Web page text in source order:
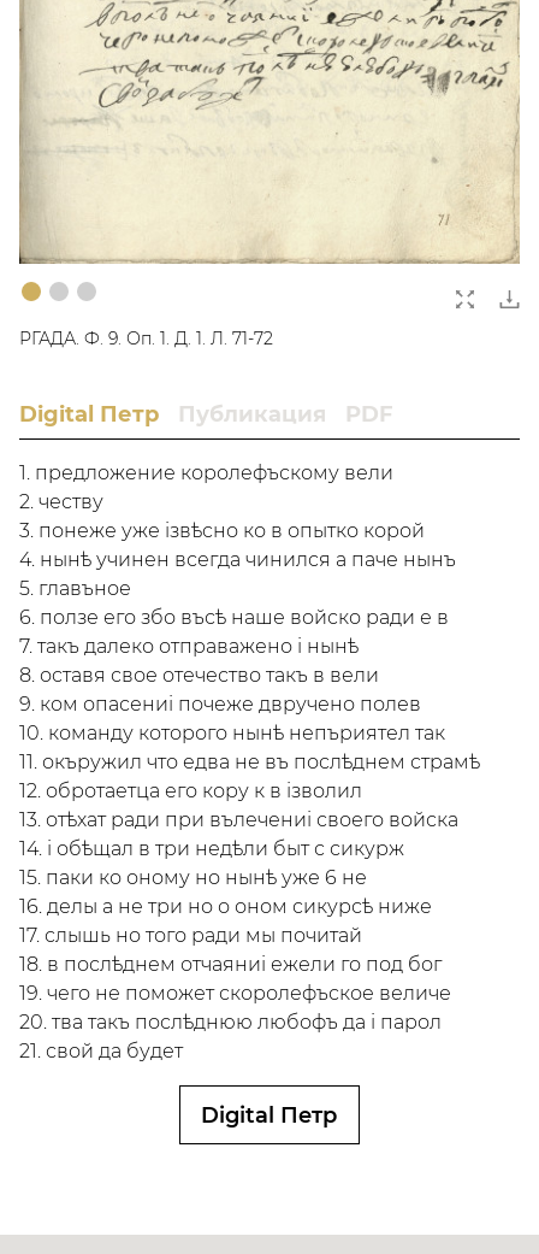
Изображение 1
Текущий слайд
Изображение 2
Изображение 3
РГАДА. Ф. 9. Оп. 1. Д. 1. Л. 71-72
Digital Петр Публикация PDF
1. предложение королефъскому вели
2. честву
3. понеже уже iзвѣсно ко в опытко корой
4. нынѣ учинен всегда чинился а паче нынъ
5. главъное
6. ползе его збо въсѣ наше войско ради е в
7. такъ далеко отправажено i нынѣ
8. оставя свое отечество такъ в вели
9. ком опасениi почеже двручено полев
10. команду которого нынѣ непъриятел так
11. окъружил что едва не въ послѣднем страмѣ
12. обротаетца его кору к в iзволил
13. отѣхат ради при вълечениi своего войска
14. i обѣщал в три недѣли быт с сикурж
15. паки ко оному но нынѣ уже 6 не
16. делы а не три но о оном сикурсѣ ниже
17. слышь но того ради мы почитай
18. в послѣднем отчаяниi ежели го под бог
19. чего не поможет скоролефъское величе
20. тва такъ послѣднюю любофъ да i парол
21. свой да будет
Digital Петр